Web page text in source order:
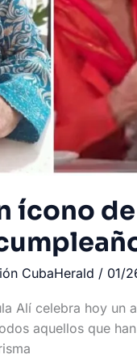
ícono
CubaHerald / 01/
Alí celebra hoy un
aquellos que